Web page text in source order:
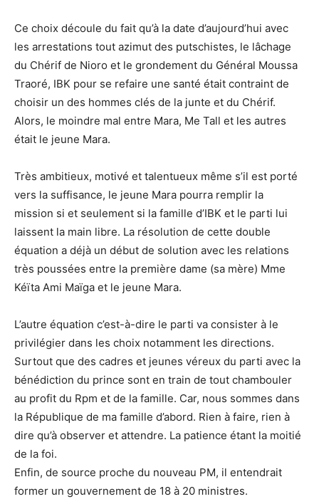
Ce choix découle du fait qu’à la date d’aujourd’hui avec
les arrestations tout azimut des putschistes, le lâchage
du Chérif de Nioro et le grondement du Général Moussa
Traoré, IBK pour se refaire une santé était contraint de
choisir un des hommes clés de la junte et du Chérif.
Alors, le moindre mal entre Mara, Me Tall et les autres
était le jeune Mara.
Très ambitieux, motivé et talentueux même s’il est porté
vers la suffisance, le jeune Mara pourra remplir la
mission si et seulement si la famille d’IBK et le parti lui
laissent la main libre. La résolution de cette double
équation a déjà un début de solution avec les relations
très poussées entre la première dame (sa mère) Mme
Kéïta Ami Maïga et le jeune Mara.
L’autre équation c’est-à-dire le parti va consister à le
privilégier dans les choix notamment les directions.
Surtout que des cadres et jeunes véreux du parti avec la
bénédiction du prince sont en train de tout chambouler
au profit du Rpm et de la famille. Car, nous sommes dans
la République de ma famille d’abord. Rien à faire, rien à
dire qu’à observer et attendre. La patience étant la moitié
de la foi.
Enfin, de source proche du nouveau PM, il entendrait
former un gouvernement de 18 à 20 ministres.